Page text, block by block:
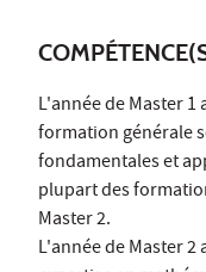
L'année de Master
formation générale
fondamentales et
plupart des
Master 2.
L'année de Master